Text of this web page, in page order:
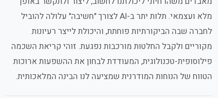
מלא ועצמאי. תלות יתר ב-AI לצורך "חשיבה" עלולה להוביל
לחברה שבה הביקורתיות פוחתת, והיכולת לייצר רעיונות
מקוריים ולקבל החלטות מורכבות נפגעת. זוהי קריאת השכמה
פילוסופית-טכנולוגית, המעודדת לבחון את ההשפעות ארוכות
הטווח של הנוחות המודרנית שמציעה לנו הבינה המלאכותית.